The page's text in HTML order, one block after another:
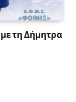
τη Δήμητρα